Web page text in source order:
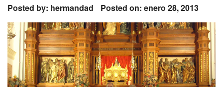
Posted by: hermandad Posted on: enero 28, 2013